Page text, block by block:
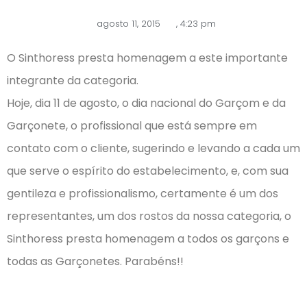
agosto 11, 2015 , 4:23 pm
O Sinthoress presta homenagem a este importante
integrante da categoria.
Hoje, dia 11 de agosto, o dia nacional do Garçom e da
Garçonete, o profissional que está sempre em
contato com o cliente, sugerindo e levando a cada um
que serve o espírito do estabelecimento, e, com sua
gentileza e profissionalismo, certamente é um dos
representantes, um dos rostos da nossa categoria, o
Sinthoress presta homenagem a todos os garçons e
todas as Garçonetes. Parabéns!!